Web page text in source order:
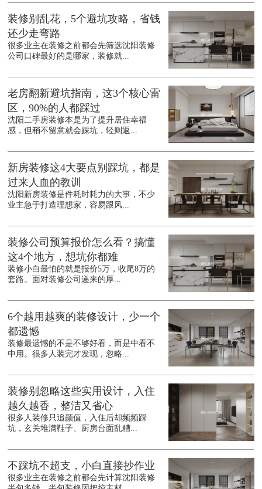
装修别乱花，5个避坑攻略，省钱
还少走弯路
很多业主在装修之前都会先筛选沈阳装修
公司口碑最好的是哪家，装修就...
老房翻新避坑指南，这3个核心雷
区，90%的人都踩过
沈阳二手房装修本是为了提升居住幸福
感，但稍不留意就会踩坑，轻则返...
新房装修这4大要点别踩坑，都是
过来人血的教训
沈阳新房装修是件耗时耗力的大事，不少
业主急于打造理想家，容易跟风...
装修公司预算报价怎么看？搞懂
这4个地方，想坑你都难
装修小白最怕的就是报价5万，收尾8万的
套路。面对装修公司递来的厚...
6个越用越爽的装修设计，少一个
都遗憾
装修最遗憾的不是不够好看，而是中看不
中用。很多人装完才发现，忽略...
装修别忽略这些实用设计，入住
越久越香，整洁又省心
很多人装修只追颜值，入住后却频频踩
坑，玄关堆满鞋子、厨房台面乱糟...
不踩坑不超支，小白直接抄作业
很多业主在装修之前都会先计算沈阳装修